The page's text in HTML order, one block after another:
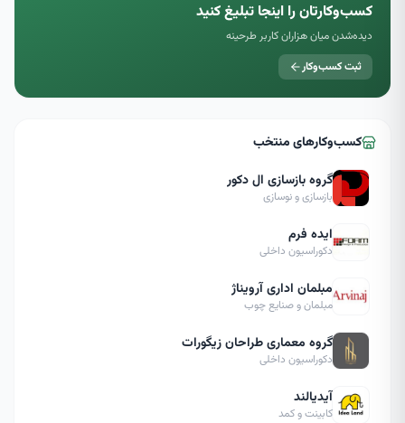
کسب‌وکارتان را اینجا تبلیغ کنید
دیده‌شدن میان هزاران کاربر طرحینه
ثبت کسب‌وکار
کسب‌وکارهای منتخب
گروه بازسازی ال دکور
بازسازی و نوسازی
ایده فرم
دکوراسیون داخلی
مبلمان اداری آرویناژ
مبلمان و صنایع چوب
گروه معماری طراحان زیگورات
دکوراسیون داخلی
آیدیالند
کابینت و کمد